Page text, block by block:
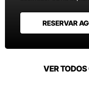
RESERVAR
VER